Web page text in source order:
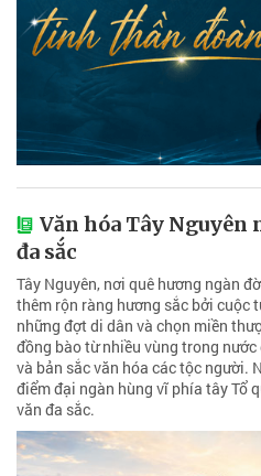
Văn hóa Tây Nguyên
đa sắc
Tây Nguyên, nơi quê hương ngàn
thêm rộn ràng hương sắc bởi cuộc
những đợt di dân và chọn miền
đồng bào từ nhiều vùng trong
và bản sắc văn hóa các tộc người.
điểm đại ngàn hùng vĩ phía tây Tổ
văn đa sắc.